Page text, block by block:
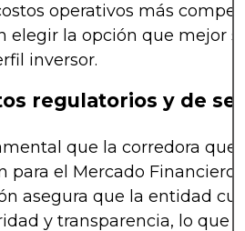
operativos más
elegir la opción que mejor
inversor.
regulatorios y de
que la corredora que
para el Mercado Financiero
asegura que la entidad
y transparencia, lo que